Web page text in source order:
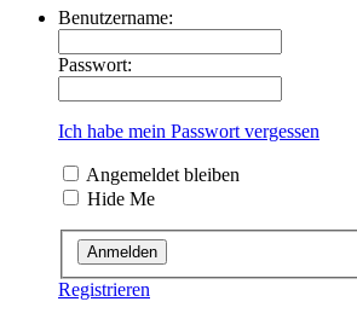
Benutzername:
Passwort:
Ich habe mein Passwort vergessen
Angemeldet bleiben
Hide Me
Registrieren